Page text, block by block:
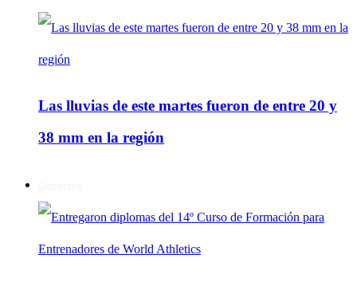
Las lluvias de este martes fueron de entre 20 y
38 mm en la región